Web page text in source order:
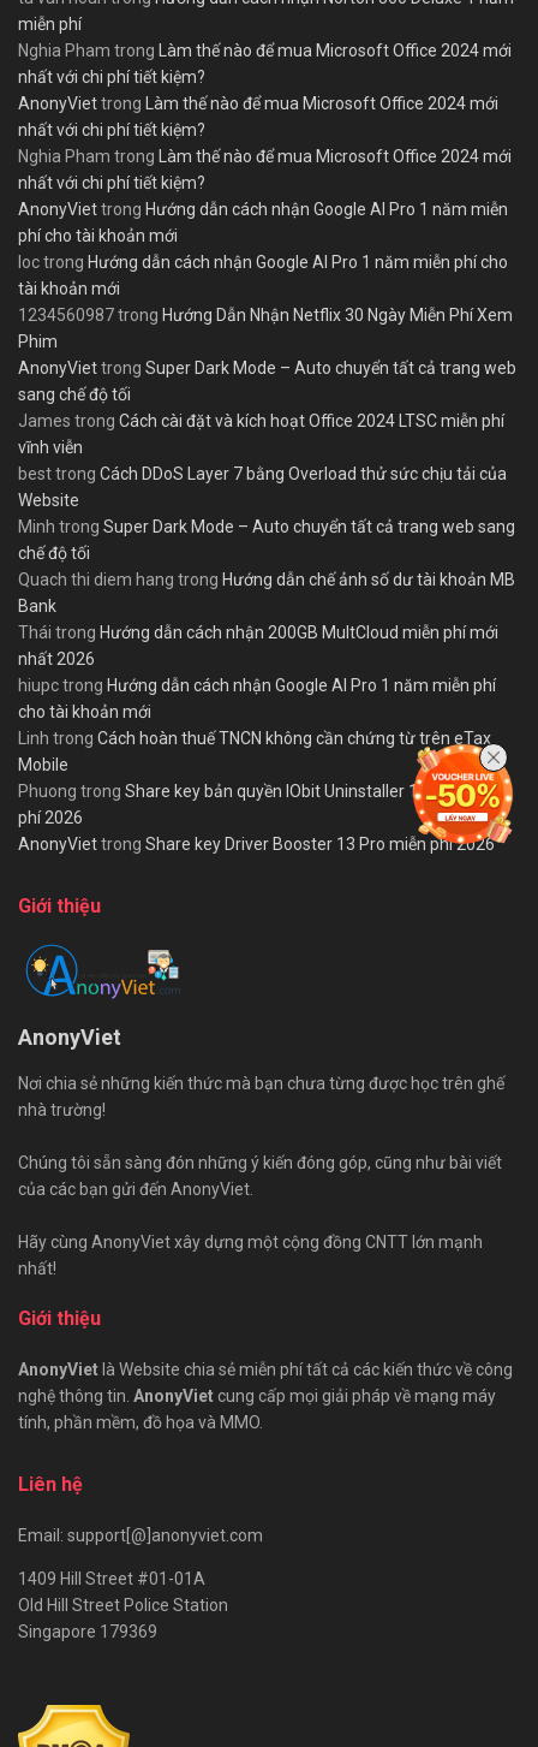
miễn phí
Nghia Pham trong Làm thế nào để mua Microsoft Office 2024 mới
nhất với chi phí tiết kiệm?
AnonyViettrong Làm thế nào để mua Microsoft Office 2024 mới
nhất với chi phí tiết kiệm?
Nghia Pham trong Làm thế nào để mua Microsoft Office 2024 mới
nhất với chi phí tiết kiệm?
AnonyViettrong Hướng dẫn cách nhận Google AI Pro 1 năm miễn
phí cho tài khoản mới
loctrong Hướng dẫn cách nhận Google AI Pro 1 năm miễn phí cho
tài khoản mới
1234560987trong Hướng Dẫn Nhận Netflix 30 Ngày Miễn Phí Xem
Phim
AnonyViettrong Super Dark Mode – Auto chuyển tất cả trang web
sang chế độ tối
James trong Cách cài đặt và kích hoạt Office 2024 LTSC miễn phí
vĩnh viễn
besttrong Cách DDoS Layer 7 bằng Overload thử sức chịu tải của
Website
Minh trong Super Dark Mode – Auto chuyển tất cả trang web sang
chế độ tối
Quach thi diem hang trong Hướng dẫn chế ảnh số dư tài khoản MB
Bank
Thái trong Hướng dẫn cách nhận 200GB MultCloud miễn phí mới
nhất 2026
hiupctrong Hướng dẫn cách nhận Google AI Pro 1 năm miễn phí
cho tài khoản mới
Linh trong Cách hoàn thuế TNCN không cần chứng từ trên eTax
Mobile
Phuong trong Share key bản quyền IObit Uninstaller 15 PRO miễn
phí 2026
AnonyViettrong Share key Driver Booster 13 Pro miễn phí 2026
Giới thiệu
AnonyViet
Nơi chia sẻ những kiến thức mà bạn chưa từng được học trên ghế
nhà trường!
Chúng tôi sẵn sàng đón những ý kiến đóng góp, cũng như bài viết
của các bạn gửi đến AnonyViet.
Hãy cùng AnonyViet xây dựng một cộng đồng CNTT lớn mạnh
nhất!
Giới thiệu
AnonyViet là Website chia sẻ miễn phí tất cả các kiến thức về công
nghệ thông tin. AnonyViet cung cấp mọi giải pháp về mạng máy
tính, phần mềm, đồ họa và MMO.
Liên hệ
Email: support[@]anonyviet.com
1409 Hill Street #01-01A
Old Hill Street Police Station
Singapore 179369